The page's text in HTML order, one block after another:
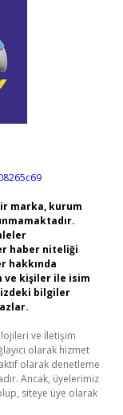
marka, kurum
haber niteliği
hakkında
ve kişiler ile isim
bilgiler
ve İletişim
olarak hizmet
olarak denetleme
Ancak, üyelerimiz
siteye üye olarak